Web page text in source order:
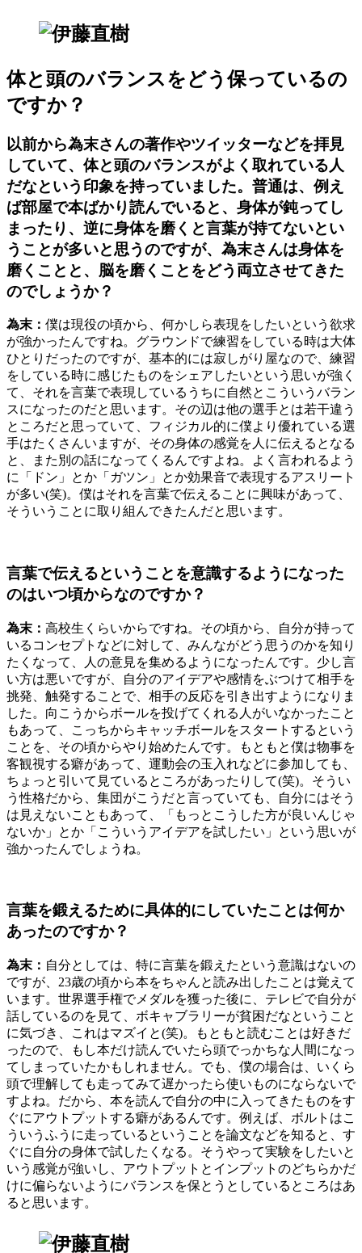
体と頭のバランスをどう保っているの
ですか？
以前から為末さんの著作やツイッターなどを拝見
していて、体と頭のバランスがよく取れている人
だなという印象を持っていました。普通は、例え
ば部屋で本ばかり読んでいると、身体が鈍ってし
まったり、逆に身体を磨くと言葉が持てないとい
うことが多いと思うのですが、為末さんは身体を
磨くことと、脳を磨くことをどう両立させてきた
のでしょうか？
為末： 僕は現役の頃から、何かしら表現をしたいという欲求
が強かったんですね。グラウンドで練習をしている時は大体
ひとりだったのですが、基本的には寂しがり屋なので、練習
をしている時に感じたものをシェアしたいという思いが強く
て、それを言葉で表現しているうちに自然とこういうバラン
スになったのだと思います。その辺は他の選手とは若干違う
ところだと思っていて、フィジカル的に僕より優れている選
手はたくさんいますが、その身体の感覚を人に伝えるとなる
と、また別の話になってくるんですよね。よく言われるよう
に「ドン」とか「ガツン」とか効果音で表現するアスリート
が多い(笑)。僕はそれを言葉で伝えることに興味があって、
そういうことに取り組んできたんだと思います。
言葉で伝えるということを意識するようになった
のはいつ頃からなのですか？
為末： 高校生くらいからですね。その頃から、自分が持って
いるコンセプトなどに対して、みんながどう思うのかを知り
たくなって、人の意見を集めるようになったんです。少し言
い方は悪いですが、自分のアイデアや感情をぶつけて相手を
挑発、触発することで、相手の反応を引き出すようになりま
した。向こうからボールを投げてくれる人がいなかったこと
もあって、こっちからキャッチボールをスタートするという
ことを、その頃からやり始めたんです。もともと僕は物事を
客観視する癖があって、運動会の玉入れなどに参加しても、
ちょっと引いて見ているところがあったりして(笑)。そうい
う性格だから、集団がこうだと言っていても、自分にはそう
は見えないこともあって、「もっとこうした方が良いんじゃ
ないか」とか「こういうアイデアを試したい」という思いが
強かったんでしょうね。
言葉を鍛えるために具体的にしていたことは何か
あったのですか？
為末： 自分としては、特に言葉を鍛えたという意識はないの
ですが、23歳の頃から本をちゃんと読み出したことは覚えて
います。世界選手権でメダルを獲った後に、テレビで自分が
話しているのを見て、ボキャブラリーが貧困だなということ
に気づき、これはマズイと(笑)。もともと読むことは好きだ
ったので、もし本だけ読んでいたら頭でっかちな人間になっ
てしまっていたかもしれません。でも、僕の場合は、いくら
頭で理解しても走ってみて遅かったら使いものにならないで
すよね。だから、本を読んで自分の中に入ってきたものをす
ぐにアウトプットする癖があるんです。例えば、ボルトはこ
ういうふうに走っているということを論文などを知ると、す
ぐに自分の身体で試したくなる。そうやって実験をしたいと
いう感覚が強いし、アウトプットとインプットのどちらかだ
けに偏らないようにバランスを保とうとしているところはあ
ると思います。